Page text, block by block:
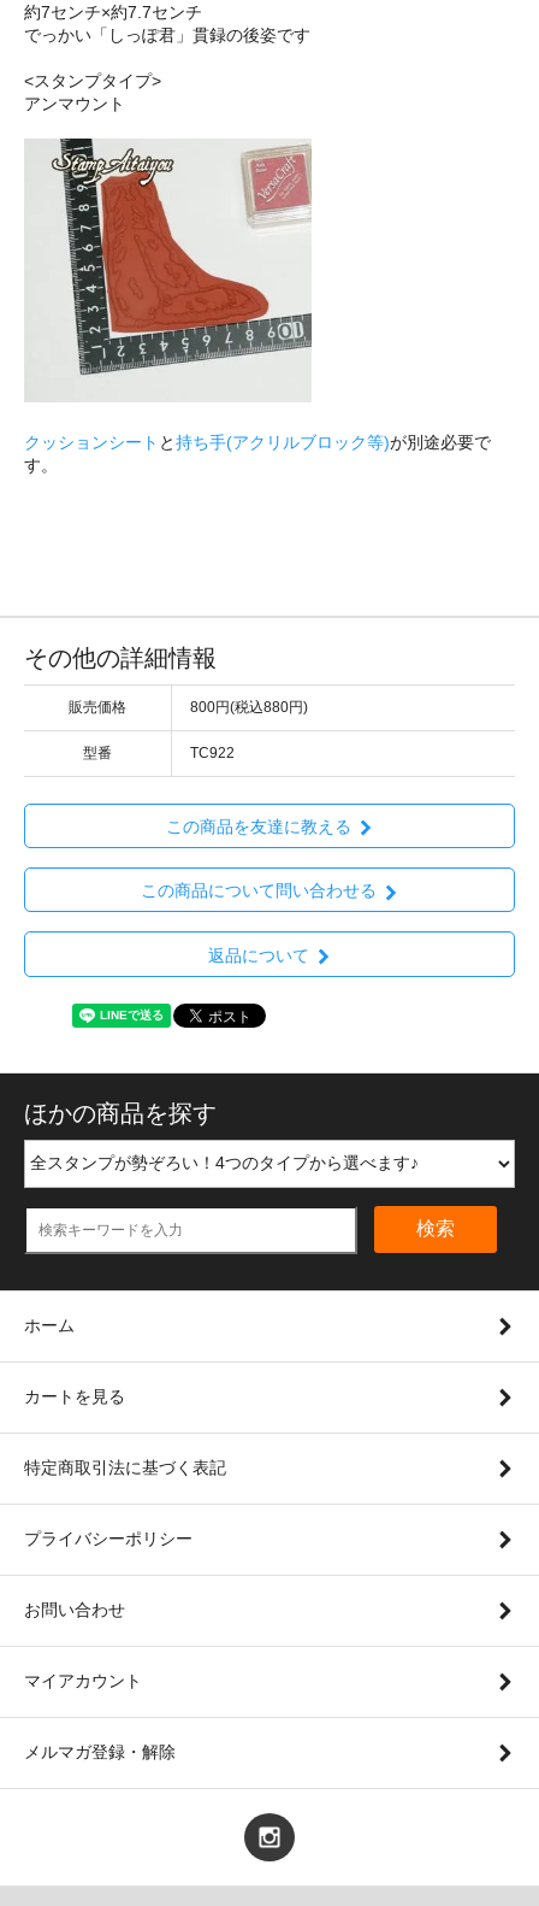
約7センチ×約7.7センチ
でっかい「しっぽ君」貫録の後姿です
<スタンプタイプ>
アンマウント
クッションシート と持ち手(アクリルブロック等)が別途必要で
す。
その他の詳細情報
販売価格 800円(税込880円)
型番 TC922
この商品を友達に教える
この商品について問い合わせる
返品について
ほかの商品を探す
検索
ホーム
カートを見る
特定商取引法に基づく表記
プライバシーポリシー
お問い合わせ
マイアカウント
メルマガ登録・解除